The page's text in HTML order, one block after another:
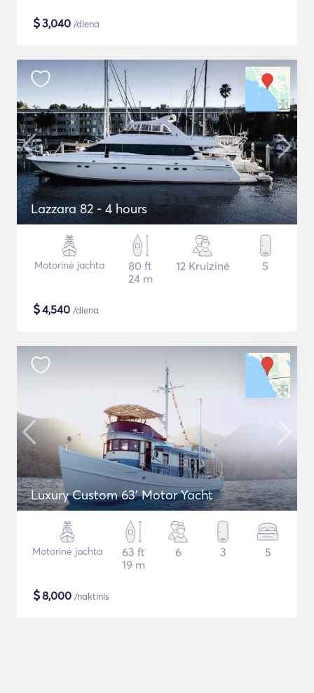
$3,040 /diena
Lazzara 82 - 4 hours
Motorinė jachta
80 ft
24 m
12 Kruizinė 5
$4,540 /diena
Luxury Custom 63' Motor Yacht
Motorinė jachta
63 ft
19 m
6 3 5
$8,000 /naktinis